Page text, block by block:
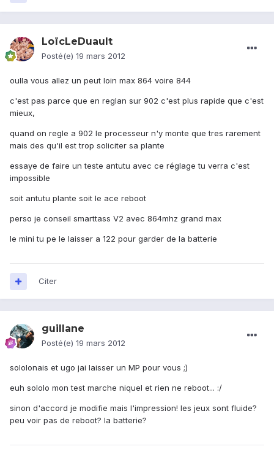
LoïcLeDuault
Posté(e) 19 mars 2012
oulla vous allez un peut loin max 864 voire 844
c'est pas parce que en reglan sur 902 c'est plus rapide que c'est
mieux,
quand on regle a 902 le processeur n'y monte que tres rarement
mais des qu'il est trop soliciter sa plante
essaye de faire un teste antutu avec ce réglage tu verra c'est
impossible
soit antutu plante soit le ace reboot
perso je conseil smarttass V2 avec 864mhz grand max
le mini tu pe le laisser a 122 pour garder de la batterie
Citer
guillane
Posté(e) 19 mars 2012
sololonais et ugo jai laisser un MP pour vous ;)
euh sololo mon test marche niquel et rien ne reboot... :/
sinon d'accord je modifie mais l'impression! les jeux sont fluide?
peu voir pas de reboot? la batterie?